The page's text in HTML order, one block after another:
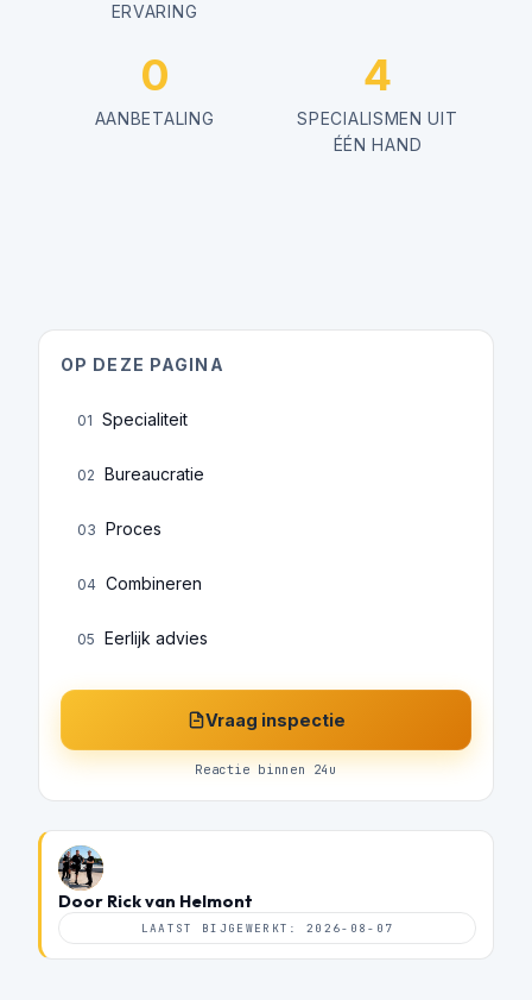
ERVARING
0
AANBETALING
4
SPECIALISMEN UIT
ÉÉN HAND
OP DEZE PAGINA
01 Specialiteit
02 Bureaucratie
03 Proces
04 Combineren
05 Eerlijk advies
Vraag inspectie
Reactie binnen 24u
Door Rick van Helmont
LAATST BIJGEWERKT: 2026-08-07